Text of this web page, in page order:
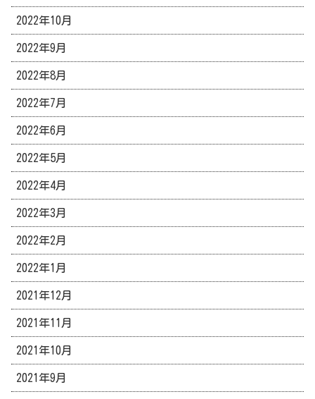
2022年10月
2022年9月
2022年8月
2022年7月
2022年6月
2022年5月
2022年4月
2022年3月
2022年2月
2022年1月
2021年12月
2021年11月
2021年10月
2021年9月